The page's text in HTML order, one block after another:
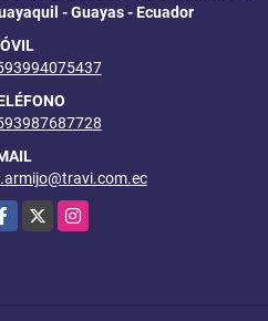
- Guayas - Ecuador
X Instagram